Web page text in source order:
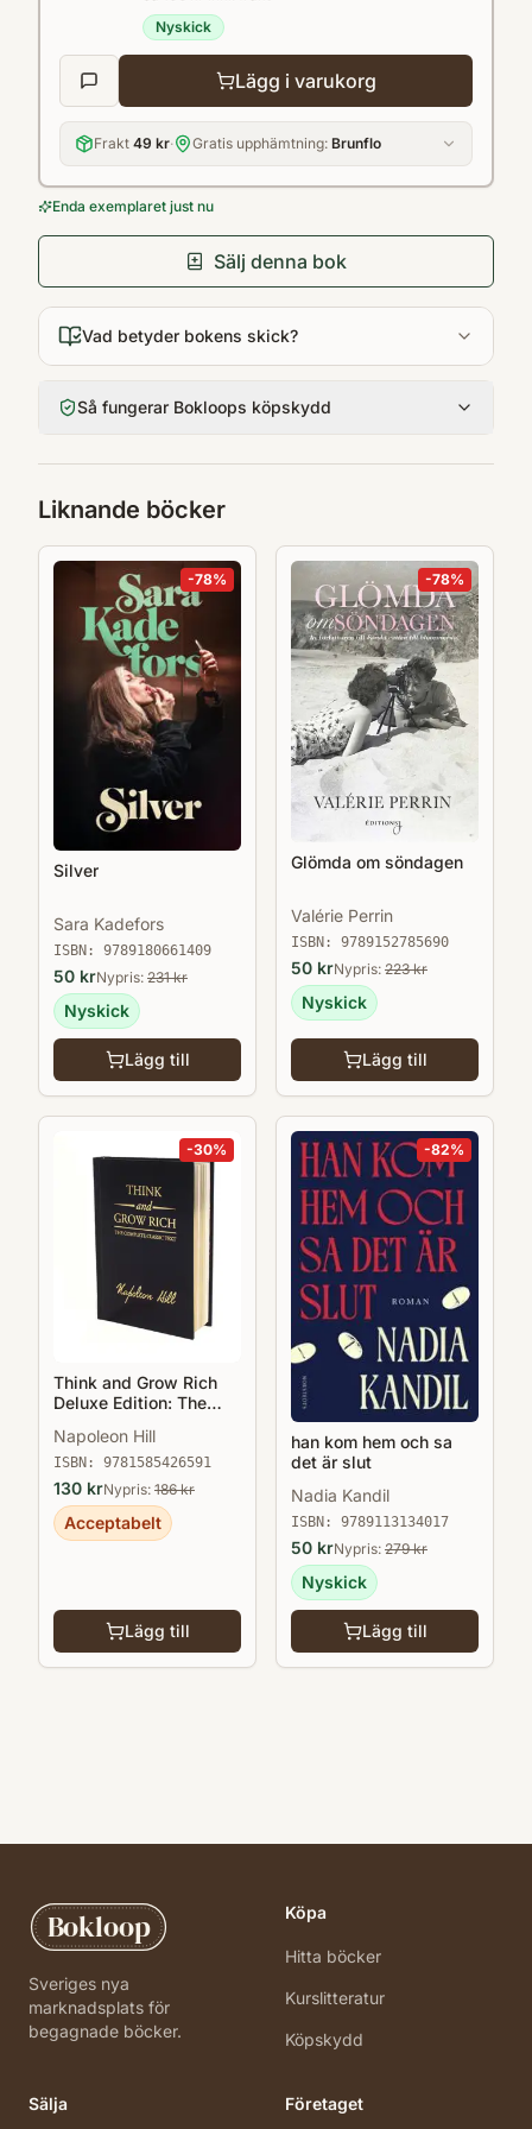
tillsammans skapat en rikt illustrerad saga
som funkar både som högläsning och att
läsa själv.
Nyskick
Lägg i varukorg
Frakt 49 kr· Gratis upphämtning: Brunflo
Enda exemplaret just nu
Sälj denna bok
Vad betyder bokens skick?
Så fungerar Bokloops köpskydd
Liknande böcker
-78%
Silver
Sara Kadefors
ISBN: 9789180661409
50 krNypris: 231kr
Nyskick
Lägg till
-78%
Glömda om söndagen
Valérie Perrin
ISBN: 9789152785690
50 krNypris: 223kr
Nyskick
Lägg till
-30%
Think and Grow Rich
Deluxe Edition: The
Napoleon Hill
ISBN: 9781585426591
130 krNypris: 186kr
Acceptabelt
Lägg till
-82%
han kom hem och sa
det är slut
Nadia Kandil
ISBN: 9789113134017
50 krNypris: 279kr
Nyskick
Lägg till
Bokloop
Sveriges nya
marknadsplats för
begagnade böcker.
Köpa
Hitta böcker
Kurslitteratur
Köpskydd
Sälja Företaget